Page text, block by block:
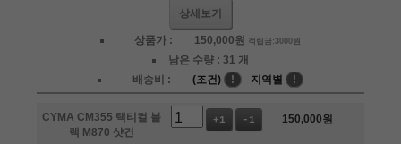
상세보기
상품가 : 150,000원 적립금:3000원
남은 수량 : 31 개
배송비 :
(조건) ! 지역별 !
CYMA CM355 택티컬 블
랙 M870 샷건
+1 -1 150,000원